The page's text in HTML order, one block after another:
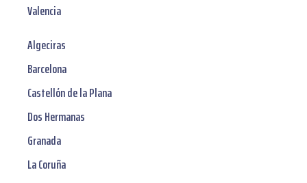
Valencia
Algeciras
Barcelona
Castellón de la Plana
Dos Hermanas
Granada
La Coruña